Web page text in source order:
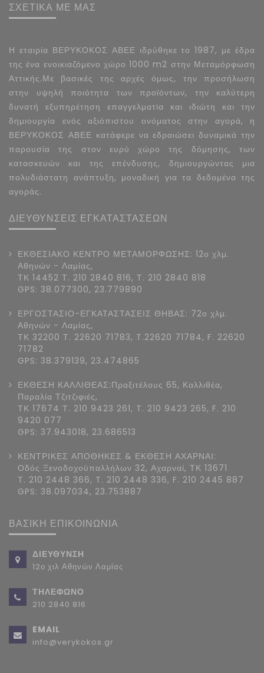
ΣΧΕΤΙΚΑ ΜΕ ΜΑΣ
Η εταιρία ΒΕΡΥΚΟΚΟΣ ΑΒΕΕ ιδρύθηκε το 1987, με έδρα
της ένα ενοικιαζόμενο χώρο 1000 m2 στην Μεταμόρφωση
Αττικής.Με βασικές της αρχές όμως, την προσήλωση
στην υψηλή ποιότητα των προϊόντων, την καλύτερη
δυνατή εξυπηρέτηση επαγγελματία και ιδιώτη και την
δημιουργία ενός αξιόπιστου ονόματος στην αγορά, η
ΒΕΡΥΚΟΚΟΣ ΑΒΕΕ κατάφερε να εδραιώσει δυναμικά την
παρουσία της στον ευρύ χώρο της δόμησης, των
κατασκευών και της επένδυσης, δημιουργώντας μια
πολυδιάστατη ανάπτυξη, μοναδική για τα δεδομένα της
αγοράς.
ΔΙΕΥΘΥΝΣΕΙΣ ΕΓΚΑΤΑΣΤΑΣΕΩΝ
ΕΚΘΕΣΙΑΚΟ ΚΕΝΤΡΟ ΜΕΤΑΜΟΡΦΩΣΗΣ: 12ο χλμ.
Αθηνών - Λαμίας,
ΤΚ 14452 Τ. 210 2840 816, Τ. 210 2840 818
GPS: 38.077300, 23.779890
ΕΡΓΟΣΤΑΣΙΟ-ΕΓΚΑΤΑΣΤΑΣΕΙΣ ΘΗΒΑΣ: 72ο χλμ.
Αθηνών - Λαμίας,
ΤΚ 32200 Τ. 22620 71783, T.22620 71784, F. 22620
71782
GPS: 38.379139, 23.474865
ΕΚΘΕΣΗ ΚΑΛΛΙΘΕΑΣ:Πραξιτέλους 65, Καλλιθέα,
Παραλία Τζιτζιφιές,
ΤΚ 17674 Τ. 210 9423 261, T. 210 9423 265, F. 210
9420 077
GPS: 37.943018, 23.686513
ΚΕΝΤΡΙΚΕΣ ΑΠΟΘΗΚΕΣ & ΕΚΘΕΣΗ ΑΧΑΡΝΑΙ:
Οδός Ξενοδοχοϋπαλλήλων 32, Αχαρναί, ΤΚ 13671
Τ. 210 2448 366, T. 210 2448 336, F. 210 2445 887
GPS: 38.097034, 23.753887
ΒΑΣΙΚΗ ΕΠΙΚΟΙΝΩΝΙΑ
ΔΙΕΥΘΥΝΣΗ
12ο χιλ Αθηνών Λαμίας
ΤΗΛΕΦΩΝΟ
210 2840 816
EMAIL
info@verykokos.gr